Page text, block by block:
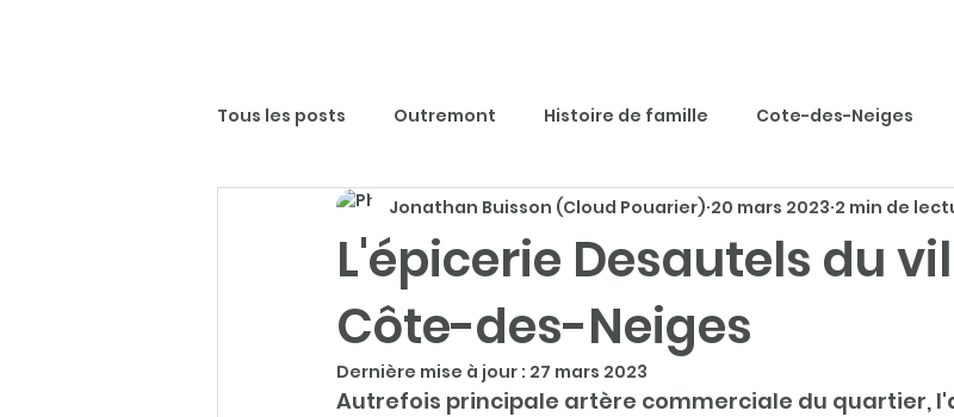
Tous les posts Outremont Histoire de famille Cote-des-Neiges
L'épicerie Desautels du
Côte-des-Neiges
Jonathan Buisson (Cloud Pouarier) 20 mars 2023 2 min de
Dernière mise à jour : 27 mars 2023
Autrefois principale artère commerciale du quartier,